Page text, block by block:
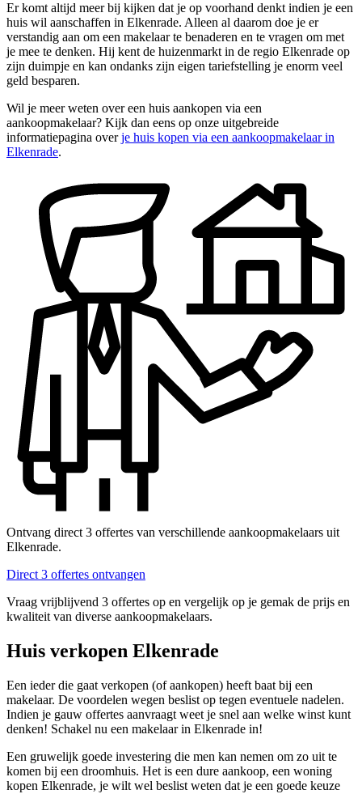
Er komt altijd meer bij kijken dat je op voorhand denkt indien je een
huis wil aanschaffen in Elkenrade. Alleen al daarom doe je er
verstandig aan om een makelaar te benaderen en te vragen om met
je mee te denken. Hij kent de huizenmarkt in de regio Elkenrade op
zijn duimpje en kan ondanks zijn eigen tariefstelling je enorm veel
geld besparen.
Wil je meer weten over een huis aankopen via een
aankoopmakelaar? Kijk dan eens op onze uitgebreide
informatiepagina overje huis kopen via een aankoopmakelaar in
Elkenrade.
Ontvang direct 3 offertes van verschillende aankoopmakelaars uit
Elkenrade.
Direct 3 offertes ontvangen
Vraag vrijblijvend 3 offertes op en vergelijk op je gemak de prijs en
kwaliteit van diverse aankoopmakelaars.
Huis verkopen Elkenrade
Een ieder die gaat verkopen (of aankopen) heeft baat bij een
makelaar. De voordelen wegen beslist op tegen eventuele nadelen.
Indien je gauw offertes aanvraagt weet je snel aan welke winst kunt
denken! Schakel nu een makelaar in Elkenrade in!
Een gruwelijk goede investering die men kan nemen om zo uit te
komen bij een droomhuis. Het is een dure aankoop, een woning
kopen Elkenrade, je wilt wel beslist weten dat je een goede keuze